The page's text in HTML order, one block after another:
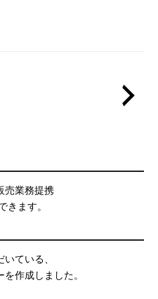
売業務提携
きます。
ている、
作成しました。